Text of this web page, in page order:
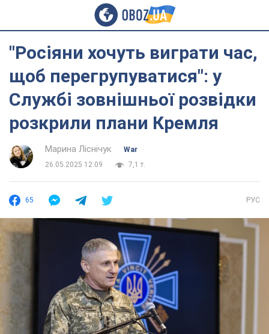
"Росіяни хочуть виграти час,
щоб перегрупуватися": у
Службі зовнішньої розвідки
розкрили плани Кремля
Марина Ліснічук
War
26.05.2025 12:09
7,1 т.
65 РУС